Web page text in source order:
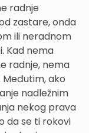
radnje
zastare, onda
ili neradnom
Kad nema
radnje, nema
ako
nadležnim
nekog prava
da se ti rokovi